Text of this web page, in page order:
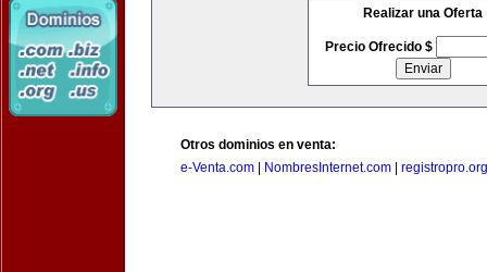
Realizar una Oferta
Precio Ofrecido $
Otros dominios en venta:
e-Venta.com
NombresInternet.com registropro.org